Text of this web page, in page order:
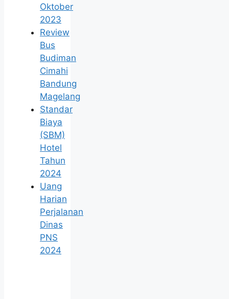
Oktober
2023
Review
Bus
Budiman
Cimahi
Bandung
Magelang
Standar
Biaya
(SBM)
Hotel
Tahun
2024
Uang
Harian
Perjalanan
Dinas
PNS
2024